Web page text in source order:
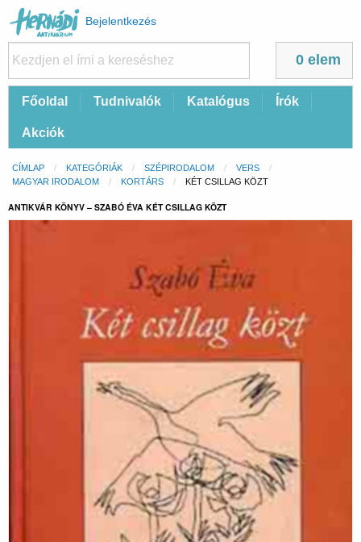
Felhasználói
fiók
menüje
Bejelentkezés
0 elem
FőFőoldal Tudnivalók Katalógus Írók
Akciók
Morzsa
CÍMLAP KATEGÓRIÁK SZÉPIRODALOM
VERS
MAGYAR IRODALOM
KORTÁRS CURRENT:
KÉT CSILLAG KÖZT
ANTIKVÁR KÖNYV – SZABÓ ÉVA KÉT CSILLAG KÖZT